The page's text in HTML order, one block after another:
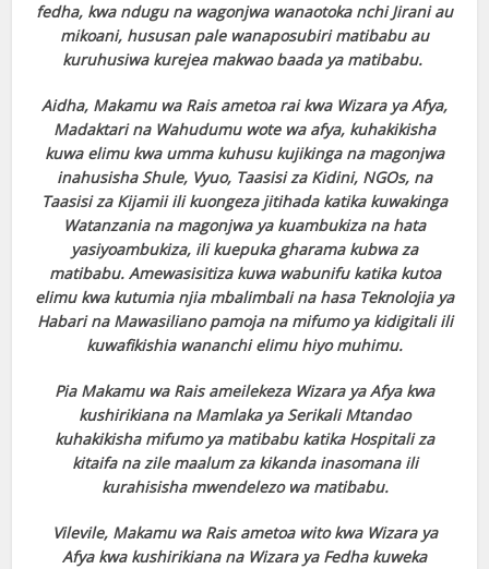
fedha, kwa ndugu na wagonjwa wanaotoka nchi Jirani au
mikoani, hususan pale wanaposubiri matibabu au
kuruhusiwa kurejea makwao baada ya matibabu.
Aidha, Makamu wa Rais ametoa rai kwa Wizara ya Afya,
Madaktari na Wahudumu wote wa afya, kuhakikisha
kuwa elimu kwa umma kuhusu kujikinga na magonjwa
inahusisha Shule, Vyuo, Taasisi za Kidini, NGOs, na
Taasisi za Kijamii ili kuongeza jitihada katika kuwakinga
Watanzania na magonjwa ya kuambukiza na hata
yasiyoambukiza, ili kuepuka gharama kubwa za
matibabu. Amewasisitiza kuwa wabunifu katika kutoa
elimu kwa kutumia njia mbalimbali na hasa Teknolojia ya
Habari na Mawasiliano pamoja na mifumo ya kidigitali ili
kuwafikishia wananchi elimu hiyo muhimu.
Pia Makamu wa Rais ameilekeza Wizara ya Afya kwa
kushirikiana na Mamlaka ya Serikali Mtandao
kuhakikisha mifumo ya matibabu katika Hospitali za
kitaifa na zile maalum za kikanda inasomana ili
kurahisisha mwendelezo wa matibabu.
Vilevile, Makamu wa Rais ametoa wito kwa Wizara ya
Afya kwa kushirikiana na Wizara ya Fedha kuweka